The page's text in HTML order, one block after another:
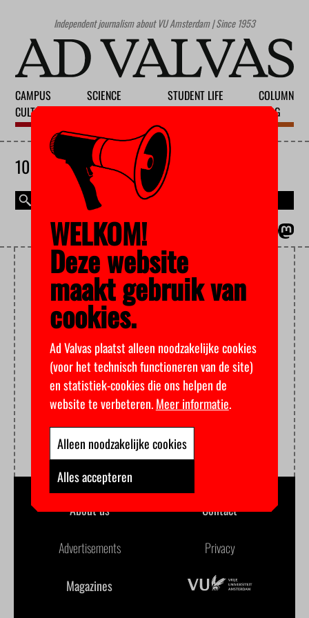
Independent journalism about VU Amsterdam | Since 1953
CAMPUS
CULTURE
SCIENCE
STUDENT LIFE
COLUMN
BLOG
10 AUGUST 2026
MAGAZINE
BOARD GRANTS
About us Contact
Advertisements Privacy
Magazines
WELKOM!
Deze website
maakt gebruik van
cookies.
Ad Valvas plaatst alleen noodzakelijke cookies
(voor het technisch functioneren van de site)
en statistiek-cookies die ons helpen de
website te verbeteren.Meer informatie.
Alleen noodzakelijke cookies
Alles accepteren